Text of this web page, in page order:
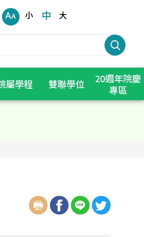
小 中 大
屬學程 雙聯學位
20週年院慶
專區